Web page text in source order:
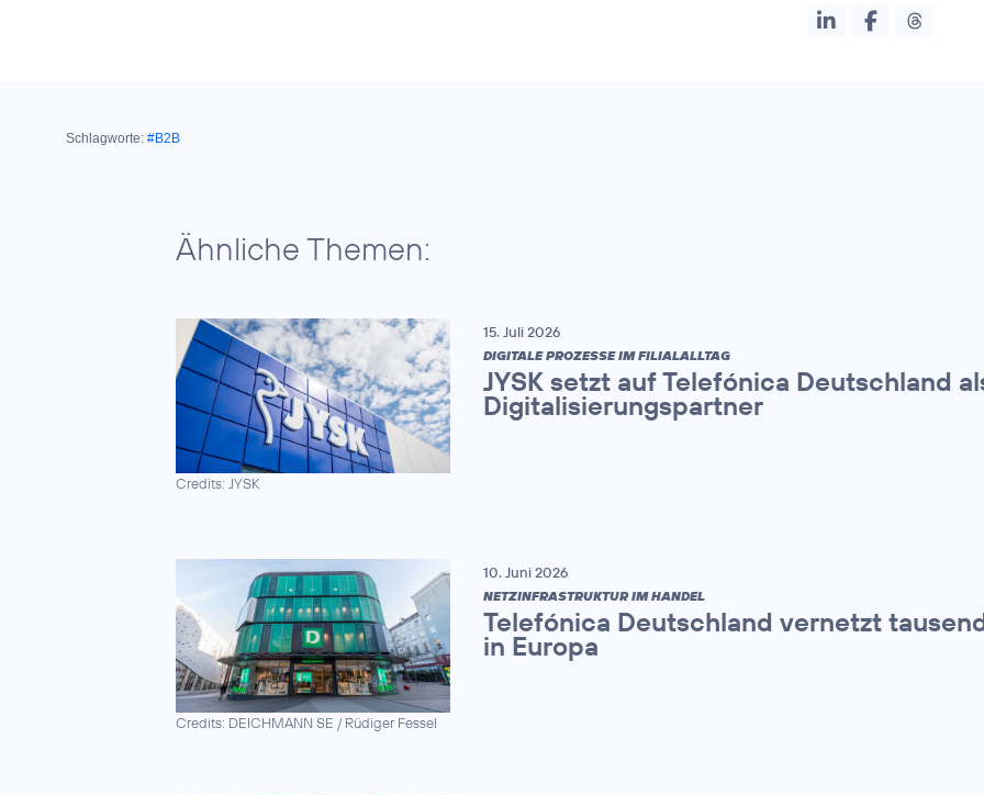
Schlagworte: #B2B
Ähnliche Themen:
Credits: JYSK
15. Juli 2026
DIGITALE PROZESSE IM FILIALALLTAG
JYSK setzt auf Telefónica Deutschland
Digitalisierungspartner
Credits: DEICHMANN SE / Rüdiger Fessel
10. Juni 2026
NETZINFRASTRUKTUR IM HANDEL
Telefónica Deutschland vernetzt
in Europa